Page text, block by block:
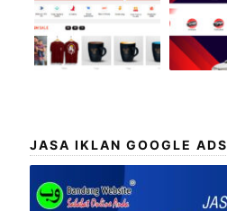
JASA IKLAN GOOGLE ADS